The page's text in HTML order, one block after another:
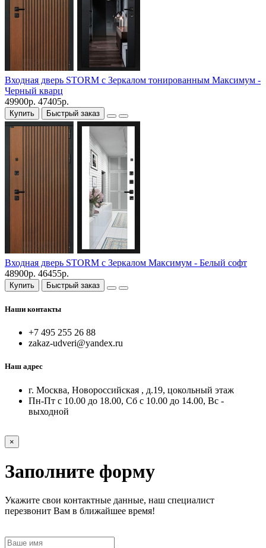
Входная дверь STORM с Зеркалом тонированным Максимум -
Черный кварц
49900р. 47405р.
Купить Быстрый заказ
Входная дверь STORM с Зеркалом Максимум - Белый софт
48900р. 46455р.
Купить Быстрый заказ
Наши контакты
+7 495 255 26 88
zakaz-udveri@yandex.ru
Наш адрес
г. Москва, Новороссийская , д.19, цокольный этаж
Пн-Пт с 10.00 до 18.00, Сб с 10.00 до 14.00, Вс -
выходной
×
Заполните форму
Укажите свои контактные данные, наш специалист
перезвонит Вам в ближайшее время!